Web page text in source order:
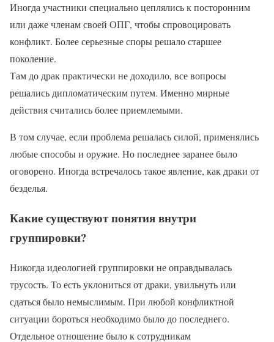
Иногда участники специально цеплялись к посторонним
или даже членам своей ОПГ, чтобы спровоцировать
конфликт. Более серьезные споры решало старшее
поколение.
Там до драк практически не доходило, все вопросы
решались дипломатическим путем. Именно мирные
действия считались более приемлемыми.
В том случае, если проблема решалась силой, применялись
любые способы и оружие. Но последнее заранее было
оговорено. Иногда встречалось такое явление, как драки от
безделья.
Какие существуют понятия внутри
группировки?
Никогда идеологией группировки не оправдывалась
трусость. То есть уклониться от драки, увильнуть или
сдаться было немыслимым. При любой конфликтной
ситуации бороться необходимо было до последнего.
Отдельное отношение было к сотрудникам